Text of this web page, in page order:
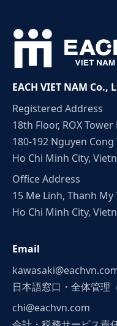
EACH VIET NAM Co.,
Registered Address
18th Floor, ROX
180-192 Nguyen
Ho Chi Minh City,
Office Address
15 Me Linh, Thanh My
Ho Chi Minh City,
Email
日本語窓口・全体管理
chi@eachvn.com